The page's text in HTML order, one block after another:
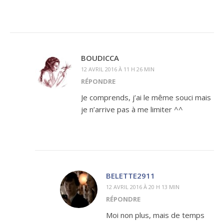
BOUDICCA
12 AVRIL 2016 À 11 H 26 MIN
RÉPONDRE
Je comprends, j’ai le même souci mais
je n’arrive pas à me limiter ^^
BELETTE2911
12 AVRIL 2016 À 20 H 13 MIN
RÉPONDRE
Moi non plus, mais de temps